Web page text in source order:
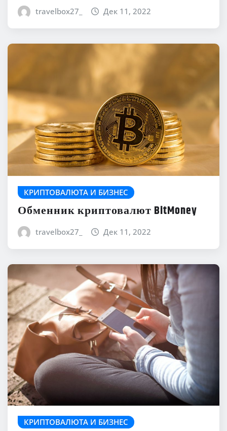
travelbox27_ Дек 11, 2022
КРИПТОВАЛЮТА И БИЗНЕС
Обменник криптовалют BitMoney
travelbox27_ Дек 11, 2022
КРИПТОВАЛЮТА И БИЗНЕС